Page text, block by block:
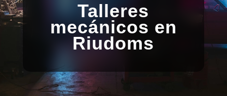
Talleres
mecánicos en
Riudoms